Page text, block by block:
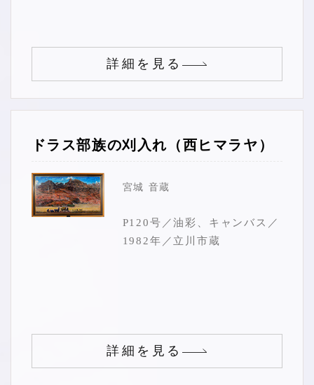
詳細を見る
ドラス部族の刈入れ（西ヒマラヤ）
宮城 音蔵
P120号／油彩、キャンバス／
1982年／立川市蔵
詳細を見る